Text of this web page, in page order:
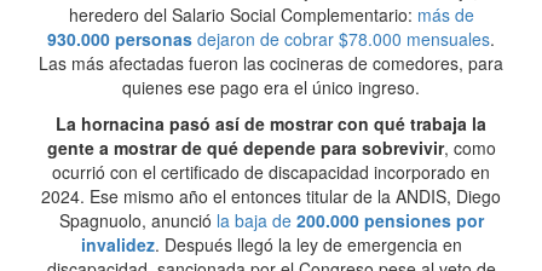
heredero del Salario Social Complementario: más de
930.000 personas dejaron de cobrar $78.000 mensuales.
Las más afectadas fueron las cocineras de comedores, para
quienes ese pago era el único ingreso.
La hornacina pasó así de mostrar con qué trabaja la
gente a mostrar de qué depende para sobrevivir, como
ocurrió con el certificado de discapacidad incorporado en
2024. Ese mismo año el entonces titular de la ANDIS, Diego
Spagnuolo, anunció la baja de 200.000 pensiones por
invalidez. Después llegó la ley de emergencia en